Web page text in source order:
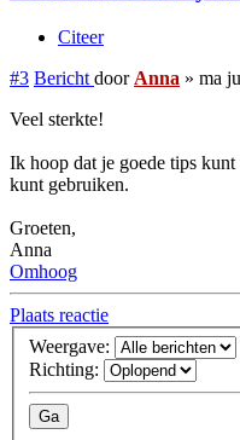
Citeer
#3 Bericht door Anna » ma
Veel sterkte!
Ik hoop dat je goede tips
kunt gebruiken.
Groeten,
Anna
Omhoog
Plaats reactie
Weergave:
Richting: